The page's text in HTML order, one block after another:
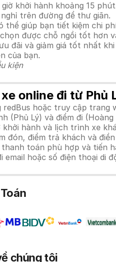
khởi hành khoảng 15
trên đường để thư giãn.
thể giúp bạn tiết kiệm chi
được chỗ ngồi tốt hơn
đãi và giảm giá tốt nhất
của bạn.
kiện
online đi từ Phủ
redBus hoặc truy cập trang
(Phủ Lý) và điểm đi
khởi hành và lịch trình xe
đón, điểm trả khách và
toán phù hợp và tiến
email hoặc số điện thoại di
chúng tôi